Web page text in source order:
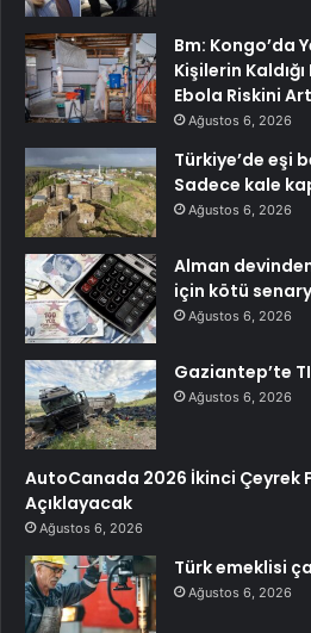
Bm: Kongo’da
Kişilerin
Ebola Riskini
Ağustos 6, 2026
Türkiye’de eşi
Sadece kale
Ağustos 6, 2026
Alman
için kötü
Ağustos 6, 2026
Gaziantep’te
Ağustos 6, 2026
AutoCanada 2026 İkinci Çeyrek
Açıklayacak
Ağustos 6, 2026
Türk emeklisi
Ağustos 6, 2026